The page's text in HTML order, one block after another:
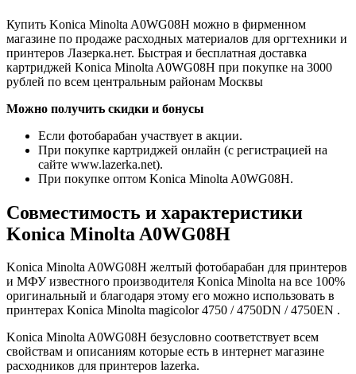
Купить Konica Minolta A0WG08H можно в фирменном
магазине по продаже расходных материалов для оргтехники и
принтеров Лазерка.нет. Быстрая и бесплатная доставка
картриджей Konica Minolta A0WG08H при покупке на 3000
рублей по всем центральным районам Москвы
Можно получить скидки и бонусы
Если фотобарабан участвует в акции.
При покупке картриджей онлайн (с регистрацией на
сайте www.lazerka.net).
При покупке оптом Konica Minolta A0WG08H.
Совместимость и характеристики
Konica Minolta A0WG08H
Konica Minolta A0WG08H желтый фотобарабан для принтеров
и МФУ известного производителя Konica Minolta на все 100%
оригинальный и благодаря этому его можно использовать в
принтерах Konica Minolta magicolor 4750 / 4750DN / 4750EN .
Konica Minolta A0WG08H безусловно соответствует всем
свойствам и описаниям которые есть в интернет магазине
расходников для принтеров lazerka.